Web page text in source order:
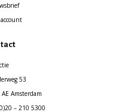
53
Amsterdam
– 210 5300